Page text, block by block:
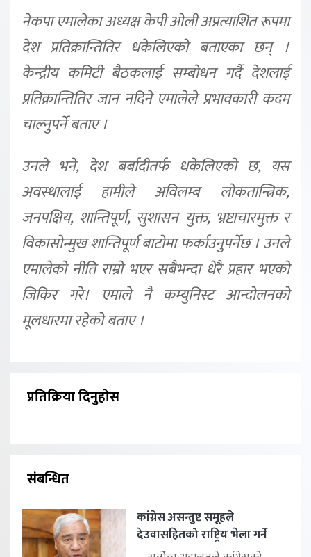
नेकपा एमालेका अध्यक्ष केपी ओली अप्रत्याशित रूपमा
देश प्रतिक्रान्तितिर धकेलिएको बताएका छन् ।
केन्द्रीय कमिटी बैठकलाई सम्बोधन गर्दै देशलाई
प्रतिक्रान्तितिर जान नदिने एमालेले प्रभावकारी कदम
चाल्नुपर्ने बताए ।
उनले भने, देश बर्बादीतर्फ धकेलिएको छ, यस
अवस्थालाई हामीले अविलम्ब लोकतान्त्रिक,
जनपक्षिय, शान्तिपूर्ण, सुशासन युक्त, भ्रष्टाचारमुक्त र
विकासोन्मुख शान्तिपूर्ण बाटोमा फर्काउनुपर्नेछ । उनले
एमालेको नीति राम्रो भएर सबैभन्दा धेरै प्रहार भएको
जिकिर गरे। एमाले नै कम्युनिस्ट आन्दोलनको
मूलधारमा रहेको बताए ।
प्रतिक्रिया दिनुहोस
संबन्धित
कांग्रेस असन्तुष्ट समूहले
देउवासहितको राष्ट्रिय भेला गर्ने